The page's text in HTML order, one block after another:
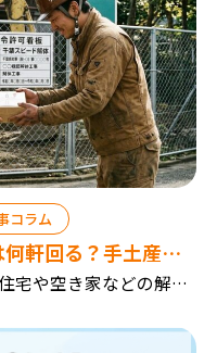
コラム
軒回る？手土産の
宅や空き家などの解体
や、お庭の倉庫や庭木